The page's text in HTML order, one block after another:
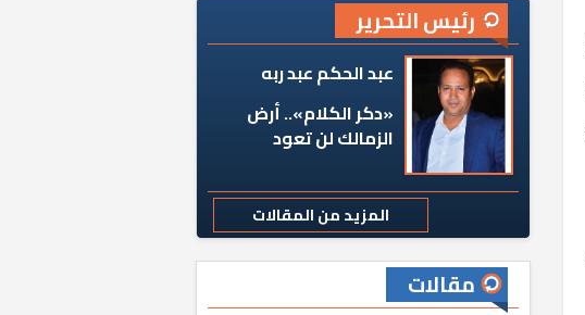
رئيس التحرير
عبد الحكم عبد ربه
«دكر الكلام».. أرض
الزمالك لن تعود
المزيد من المقالات
مقالات